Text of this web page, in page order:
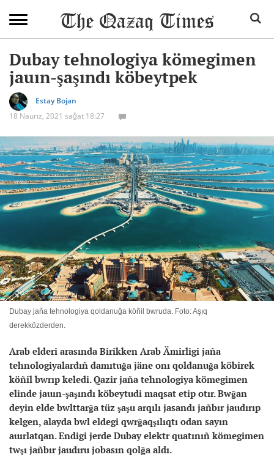
Dubay tehnologiya kömegimen
jauın-şaşındı köbeytpek
Estay Bojan
18 Naurız, 2021 sağat 18:27
Dubay jaña tehnologiya qoldanuğa köñil bwruda. Foto: Aşıq
derekközderden.
Arab elderi arasında Birikken Arab Ämirligi jaña
tehnologiyalardıñ damıtuğa jäne onı qoldanuğa köbirek
köñil bwrıp keledi. Qazir jaña tehnologiya kömegimen
elinde jauın-şaşındı köbeytudi maqsat etip otır. Bwğan
deyin elde bwlttarğa tüz şaşu arqılı jasandı jañbır jaudırıp
kelgen, alayda bwl eldegi qwrğaqşılıqtı odan sayın
auırlatqan. Endigi jerde Dubay elektr quatınıñ kömegimen
twşı jañbır jaudıru jobasın qolğa aldı.